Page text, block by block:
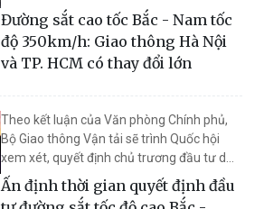
HCM phải bảo đảm thuận tiện cho hành
khách.
Đường sắt cao tốc Bắc - Nam tốc
độ 350km/h: Giao thông Hà Nội
và TP. HCM có thay đổi lớn
Theo kết luận của Văn phòng Chính phủ,
Bộ Giao thông Vận tải sẽ trình Quốc hội
xem xét, quyết định chủ trương đầu tư dự
án đường sắt tốc độ cao trên trục Bắc -
Nam trong năm 2024.
Ấn định thời gian quyết định đầu